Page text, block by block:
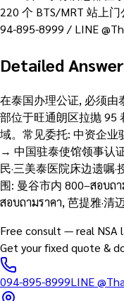
220 个 BTS/MRT 站上
94-895-8999 / LINE
Detailed Answer
在泰国办理公证, 必须由
部位于旺通朗区拉抛 95
域。常见委托: 中资企
→ 中国驻泰使馆领事认
民·三美泰医院床边遗嘱
围: 曼谷市内 800–สอบถา
สอบถามราคา, 芭提雅·清
Free consult — real NSA
Get your fixed quote &
094-895-8999LINE